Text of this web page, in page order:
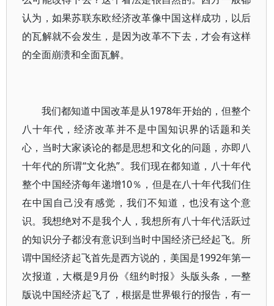
认为，如果苏联东欧经济改革像中国这样成功，以后
的瓦解就不会发生，是因为改革不下去，才会有这样
的全面崩溃和全面瓦解。
我们都知道中国改革是从1978年开始的，但整个
八十年代，经济改革并不是中国知识界的话题和关
心，当时大家谈论的都是思想和文化的问题，亦即八
十年代的所谓“文化热”。我们现在都知道，八十年代
整个中国经济每年递增10％，但是在八十年代我们住
在中国自己没有感觉，我们不知道，也没有这个意
识。我想绝对不是我个人，我想所有八十年代活跃过
的知识分子都没有意识到当时中国经济已经起飞。所
谓中国经济起飞首先是西方说的，美国是1992年第一
次报道，大概是9月份《纽约时报》头版头条，一整
版说中国经济起飞了，根据是世界银行的报告，有一